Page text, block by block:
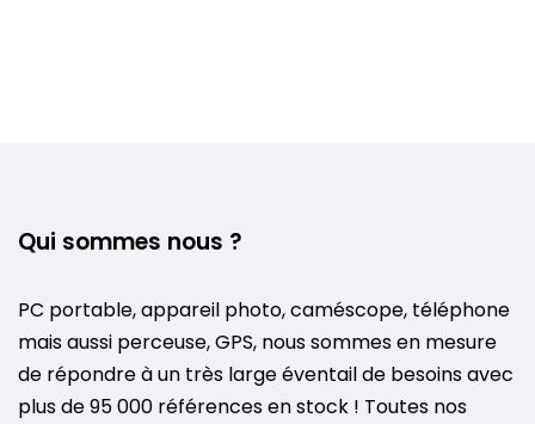
Qui sommes nous ?
PC portable, appareil photo, caméscope, téléphone
mais aussi perceuse, GPS, nous sommes en mesure
de répondre à un très large éventail de besoins avec
plus de 95 000 références en stock ! Toutes nos